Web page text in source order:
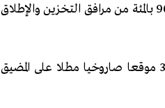
بأنها مقلقة لكبار المسؤولين في واشنطن، حيث تعمل نحو 90 بالمئة من مرافق التخزين والإطلاق
كما استعادت إيران الوصول التشغيلي إلى 30 من أصل 33 موقعا صاروخيا مطلا على المضيق